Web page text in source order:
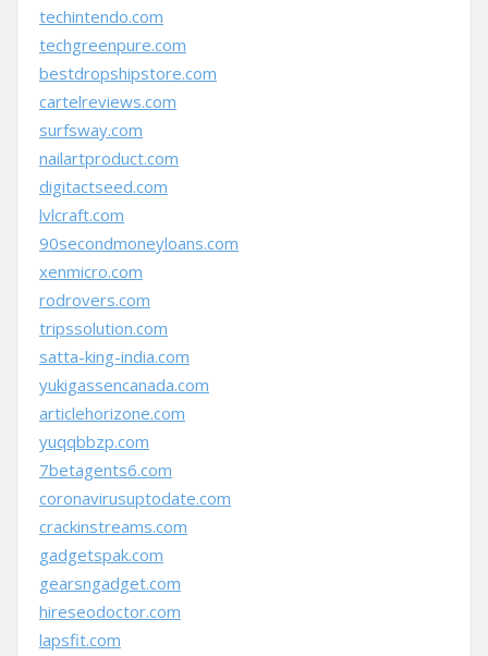
techintendo.com
techgreenpure.com
bestdropshipstore.com
cartelreviews.com
surfsway.com
nailartproduct.com
digitactseed.com
lvlcraft.com
90secondmoneyloans.com
xenmicro.com
rodrovers.com
tripssolution.com
satta-king-india.com
yukigassencanada.com
articlehorizone.com
yuqqbbzp.com
7betagents6.com
coronavirusuptodate.com
crackinstreams.com
gadgetspak.com
gearsngadget.com
hireseodoctor.com
lapsfit.com